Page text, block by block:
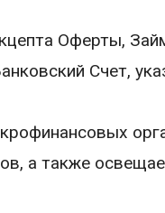
Оферты,
Счет,
а также